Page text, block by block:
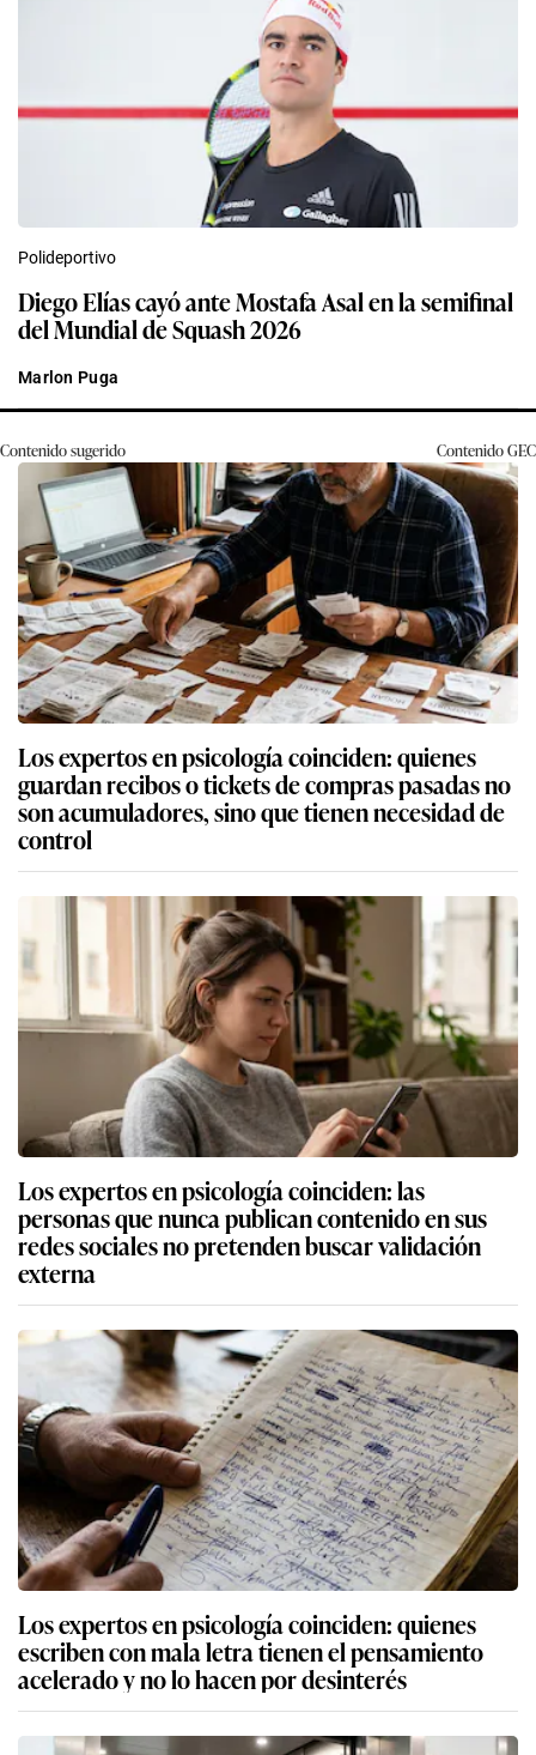
Polideportivo
Diego Elías cayó ante Mostafa Asal en la semifinal
del Mundial de Squash 2026
Marlon Puga
Contenido sugerido ContenidoGEC
Los expertos en psicología coinciden: quienes
guardan recibos o tickets de compras pasadas no
son acumuladores, sino que tienen necesidad de
control
Los expertos en psicología coinciden: las
personas que nunca publican contenido en sus
redes sociales no pretenden buscar validación
externa
Los expertos en psicología coinciden: quienes
escriben con mala letra tienen el pensamiento
acelerado y no lo hacen por desinterés